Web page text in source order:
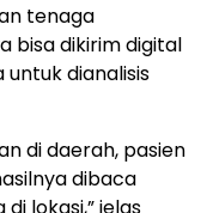
tenaga
bisa dikirim digital
dianalisis
di daerah, pasien
dibaca
lokasi,” jelas